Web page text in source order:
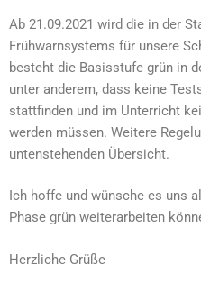
Ab 21.09.2021 wird die in der
Frühwarnsystems für unsere
besteht die Basisstufe grün in
unter anderem, dass keine
stattfinden und im Unterricht
werden müssen. Weitere
untenstehenden Übersicht.
Ich hoffe und wünsche es uns
Phase grün weiterarbeiten
Herzliche Grüße